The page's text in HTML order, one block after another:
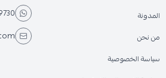
المدونة
من نحن
سياسة الخصوصية